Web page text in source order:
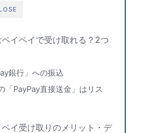
イペイで受け取れる？2つ
銀行」への振込
「PayPay直接送金」はリス
ペイ受け取りのメリット・デ